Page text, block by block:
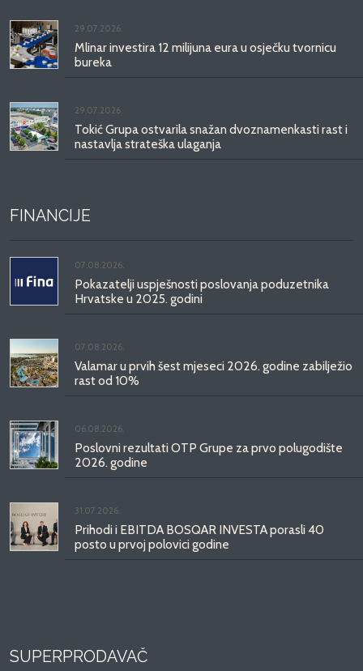
29.07.2026.
Mlinar investira 12 milijuna eura u osječku tvornicu
bureka
29.07.2026.
Tokić Grupa ostvarila snažan dvoznamenkasti rast i
nastavlja strateška ulaganja
FINANCIJE
07.08.2026.
Pokazatelji uspješnosti poslovanja poduzetnika
Hrvatske u 2025. godini
07.08.2026.
Valamar u prvih šest mjeseci 2026. godine zabilježio
rast od 10%
06.08.2026.
Poslovni rezultati OTP Grupe za prvo polugodište
2026. godine
31.07.2026.
Prihodi i EBITDA BOSQAR INVESTA porasli 40
posto u prvoj polovici godine
SUPERPRODAVAČ